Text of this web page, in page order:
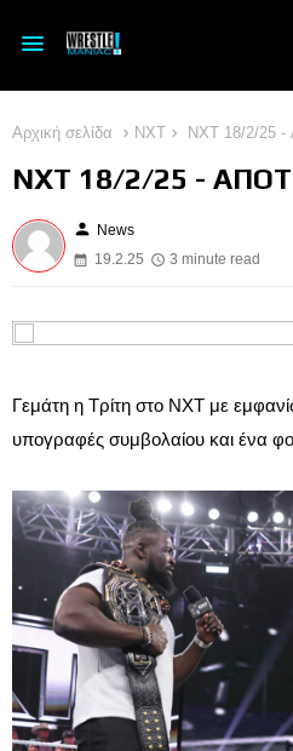
Αρχική σελίδα NXT NXT 18/2/25
NXT 18/2/25 -
person News
19.2.25
3 minute read
Γεμάτη η Τρίτη στο NXT με
υπογραφές συμβολαίου και ένα